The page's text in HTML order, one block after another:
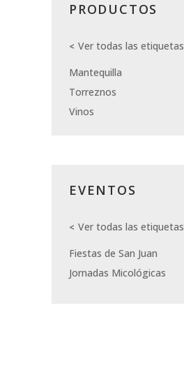
PRODUCTOS
Ver todas las etiquetas
Mantequilla
Torreznos
Vinos
EVENTOS
Ver todas las etiquetas
Fiestas de San Juan
Jornadas Micológicas